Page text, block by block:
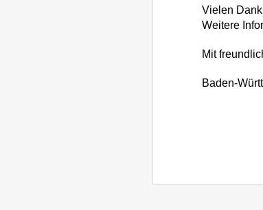
Vielen
Weitere
Mit
Baden-